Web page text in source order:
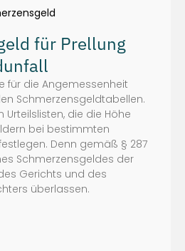
für Prellung
für die Angemessenheit
Schmerzensgeldtabellen.
die die Höhe
bei bestimmten
Denn gemäß § 287
Schmerzensgeldes der
Gerichts und des
überlassen.